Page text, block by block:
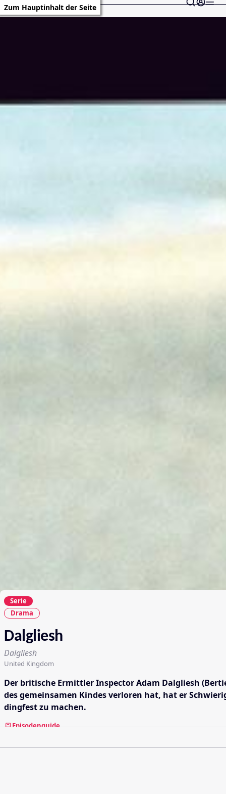
Zum Hauptinhalt der Seite
Serie
Drama
Dalgliesh
Dalgliesh
United Kingdom
Der britische Ermittler Inspector Adam Dalgliesh
des gemeinsamen Kindes verloren hat, hat er
dingfest zu machen.
Episodenguide